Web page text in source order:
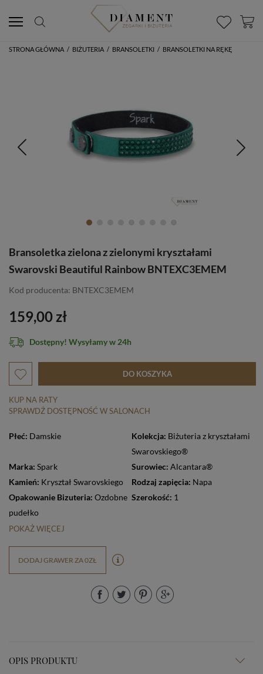
STRONA GŁÓWNA / BIŻUTERIA / BRANSOLETKI / BRANSOLETKI NA RĘKĘ
Bransoletka zielona z zielonymi kryształami
Swarovski Beautiful Rainbow BNTEXC3EMEM
Kod producenta: BNTEXC3EMEM
159,00 zł
Dostępny! Wysyłamy w 24h
DO KOSZYKA
KUP NA RATY
SPRAWDŹ DOSTĘPNOŚĆ W SALONACH
Płeć: Damskie Kolekcja: Biżuteria z kryształami
Swarovskiego®
Marka: Spark Surowiec: Alcantara®
Kamień: Kryształ Swarovskiego Rodzaj zapięcia: Napa
Opakowanie Bizuteria: Ozdobne
pudełko
Szerokość: 1
POKAŻ WIĘCEJ
DODAJ GRAWER ZA 0ZŁ
OPIS PRODUKTU